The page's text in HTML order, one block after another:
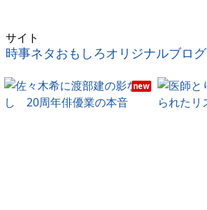
サイト
時事ネタおもしろオリジナルブログ
new